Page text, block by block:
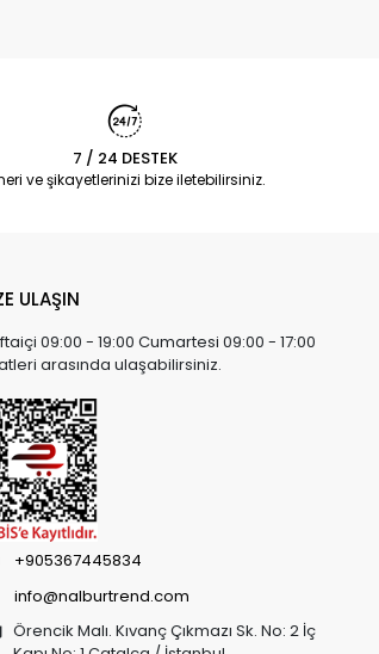
7 / 24 DESTEK
ve şikayetlerinizi bize iletebilirsiniz.
ULAŞIN
09:00 - 19:00 Cumartesi 09:00 - 17:00
arasında ulaşabilirsiniz.
+905367445834
info@nalburtrend.com
Örencik Malı. Kıvanç Çıkmazı Sk. No: 2 İç